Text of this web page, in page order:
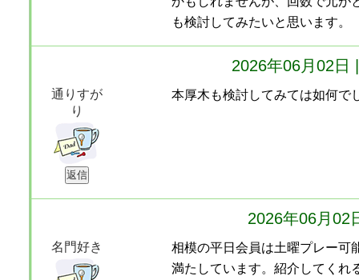
も検討してみたいと思います。
2026年06月02日
通りすが
り
本厚木も検討してみては如何で
2026年06月02
名門好き
相模の平日会員は土曜プレー可
満たしています。紹介してくれ